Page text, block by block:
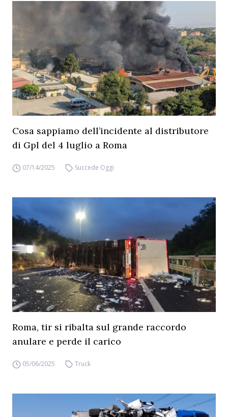
Cosa sappiamo dell’incidente al distributore
di Gpl del 4 luglio a Roma
07/14/2025 Succede Oggi
Roma, tir si ribalta sul grande raccordo
anulare e perde il carico
05/06/2025 Truck